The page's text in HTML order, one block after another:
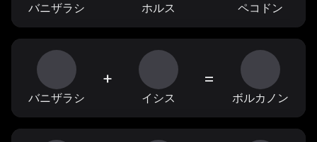
バニザラシ ホルス ペコドン
バニザラシ
+
イシス
=
ボルカノン